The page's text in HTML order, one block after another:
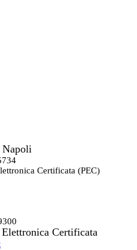
Napoli
Certificata (PEC)
Elettronica Certificata